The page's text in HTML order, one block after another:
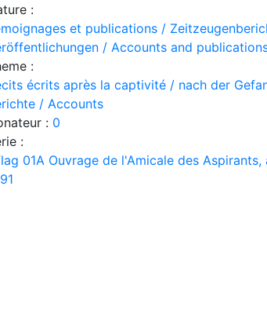
:
et publications /
/ Accounts and
:
écrits après la captivité / nach der
/ Accounts
: 0
:
01A Ouvrage de l'Amicale des